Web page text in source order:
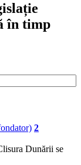
în timp
2
Dunării se